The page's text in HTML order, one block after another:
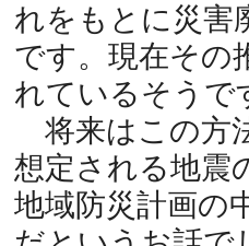
れをもとに災害
です。現在その
れているそうで
将来はこの方
想定される地震
地域防災計画の